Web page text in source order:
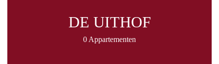
DE UITHOF
0 Appartementen